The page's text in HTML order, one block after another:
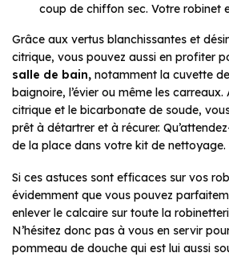
coup de chiffon sec. Votre robinet
Grâce aux vertus blanchissantes et
citrique, vous pouvez aussi en profiter
salle de bain, notamment la cuvette
baignoire, l’évier ou même les carreaux.
citrique et le bicarbonate de soude,
prêt à détartrer et à récurer.
de la place dans votre kit de nettoyage.
Si ces astuces sont efficaces sur vos
évidemment que vous pouvez
enlever le calcaire sur toute la
N’hésitez donc pas à vous en servir
pommeau de douche qui est lui aussi